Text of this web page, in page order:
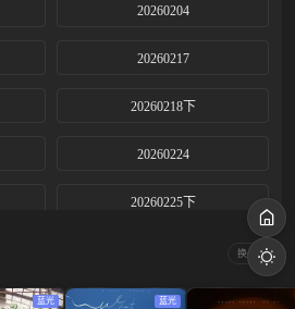
20260204
20260217
20260218下
20260224
20260225下
20260304下
换一换
蓝光 蓝光